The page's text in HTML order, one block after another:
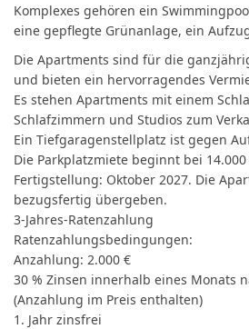
Komplexes gehören ein
eine gepflegte Grünanlage, ein
Die Apartments sind für die
und bieten ein hervorragendes
Es stehen Apartments mit einem
Schlafzimmern und Studios zum
Ein Tiefgaragenstellplatz ist gegen
Die Parkplatzmiete beginnt bei 14.000
Fertigstellung: Oktober 2027. Die
bezugsfertig übergeben.
3-Jahres-Ratenzahlung
Ratenzahlungsbedingungen:
Anzahlung: 2.000 €
30 % Zinsen innerhalb eines Monats
(Anzahlung im Preis enthalten)
1. Jahr zinsfrei